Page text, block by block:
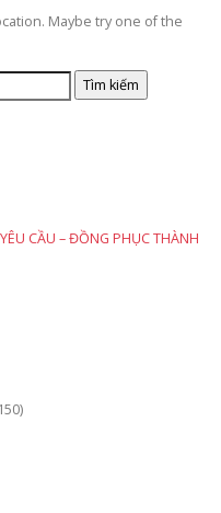
Maybe try one of the
CẦU – ĐỒNG PHỤC THÀNH